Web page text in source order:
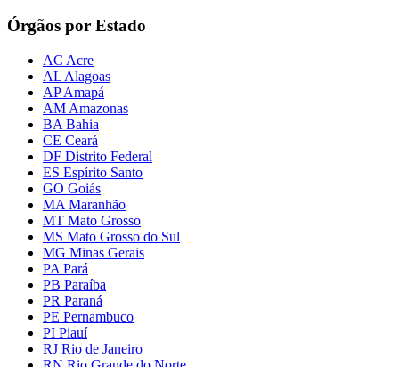
Órgãos por Estado
AC Acre
AL Alagoas
AP Amapá
AM Amazonas
BA Bahia
CE Ceará
DF Distrito Federal
ES Espírito Santo
GO Goiás
MA Maranhão
MT Mato Grosso
MS Mato Grosso do Sul
MG Minas Gerais
PA Pará
PB Paraíba
PR Paraná
PE Pernambuco
PI Piauí
RJ Rio de Janeiro